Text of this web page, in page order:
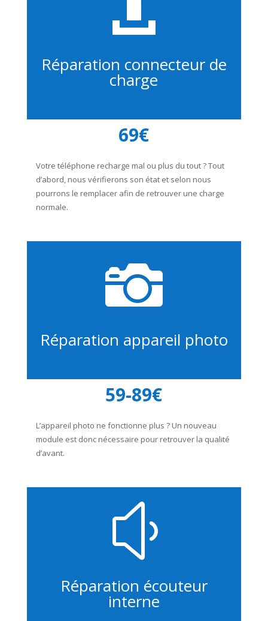
Réparation connecteur de
charge
69€
Votre téléphone recharge mal ou plus du tout ? Tout
d’abord, nous vérifierons son état et selon nous
pourrons le remplacer afin de retrouver une charge
normale.

Réparation appareil photo
59-89€
L’appareil photo ne fonctionne plus ? Un nouveau
module est donc nécessaire pour retrouver la qualité
d’avant.
y
Réparation écouteur
interne